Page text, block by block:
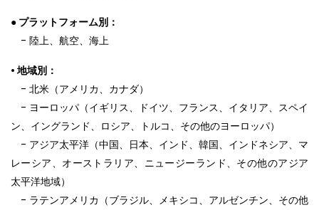
● プラットフォーム別：
- 陸上、航空、海上
• 地域別：
- 北米（アメリカ、カナダ）
- ヨーロッパ（イギリス、ドイツ、フランス、イタリア、スペイ
ン、イングランド、ロシア、トルコ、その他のヨーロッパ）
- アジア太平洋（中国、日本、インド、韓国、インドネシア、マ
レーシア、オーストラリア、ニュージーランド、その他のアジア
太平洋地域）
- ラテンアメリカ（ブラジル、メキシコ、アルゼンチン、その他